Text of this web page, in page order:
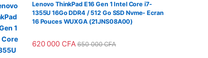
Lenovo ThinkPad E16 Gen 1 Intel Core i7-
1355U 16Go DDR4 / 512 Go SSD Nvme- Ecran
16 Pouces WUXGA (21JNS08A00)
620 000 CFA 650 000CFA